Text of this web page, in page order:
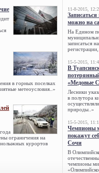
в горных поселках
метеоусловия..»
ограничения на
курортов
11-8-2015,
Записаться
можно на
На Едином
записаться
15-5-2015,
В
«Медовые
Лесники
в полутора
природы..»
15-5-2015,
Чемпионы
покажут
Сочи
В
чемпионы